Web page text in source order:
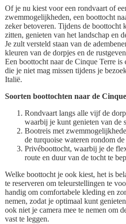
Of je nu kiest voor een rondvaart of
zwemmogelijkheden, een boottocht
zeker betoveren. Tijdens de boottocht
zitten, genieten van het landschap en
Je zult versteld staan van de
kleuren van de dorpjes en de
Een boottocht naar de Cinque Terre
die je niet mag missen tijdens je
Italië.
Soorten boottochten naar de
Rondvaart langs alle vijf de
waarbij je kunt genieten van de
Bootreis met
de turquoise wateren rondom
Privéboottocht, waarbij je de
route en duur van de tocht te
Welke boottocht je ook kiest, het is
te reserveren om teleurstellingen te
handig om comfortabele kleding en
nemen, zodat je optimaal kunt
ook niet je camera mee te nemen om
vast te leggen.